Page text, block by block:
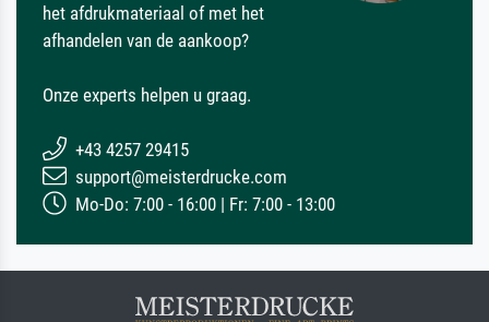
het afdrukmateriaal of met het
afhandelen van de aankoop?
Onze experts helpen u graag.
+43 4257 29415
support@meisterdrucke.com
Mo-Do: 7:00 - 16:00 | Fr: 7:00 - 13:00